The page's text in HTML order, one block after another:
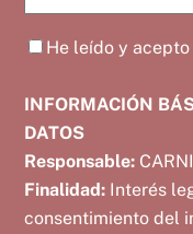
He leído y acepto
INFORMACIÓN
DATOS
Responsable:
Finalidad: Interés
consentimiento del